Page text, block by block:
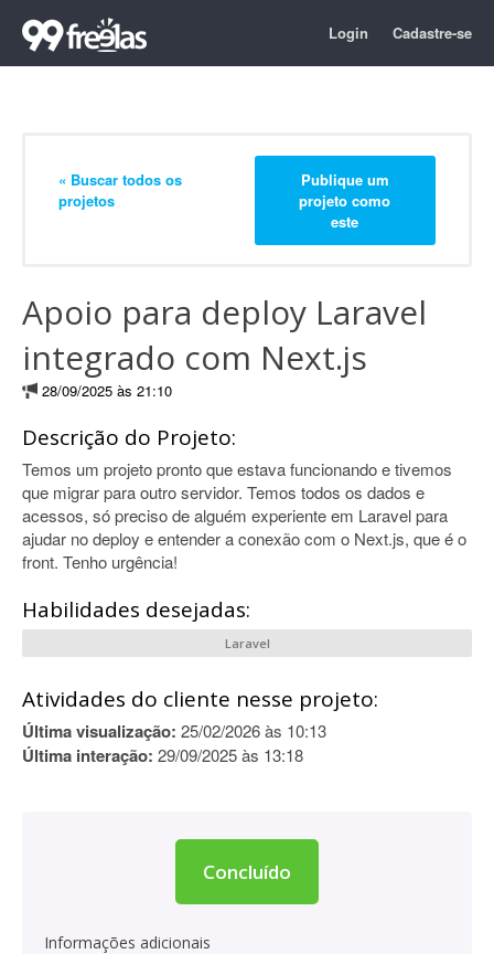
Login Cadastre-se
« Buscar todos os
projetos
Publique um
projeto como
este
Apoio para deploy Laravel
integrado com Next.js
28/09/2025 às 21:10
Descrição do Projeto:
Temos um projeto pronto que estava funcionando e tivemos
que migrar para outro servidor. Temos todos os dados e
acessos, só preciso de alguém experiente em Laravel para
ajudar no deploy e entender a conexão com o Next.js, que é o
front. Tenho urgência!
Habilidades desejadas:
Laravel
Atividades do cliente nesse projeto:
Última visualização: 25/02/2026 às 10:13
Última interação: 29/09/2025 às 13:18
Concluído
Informações adicionais